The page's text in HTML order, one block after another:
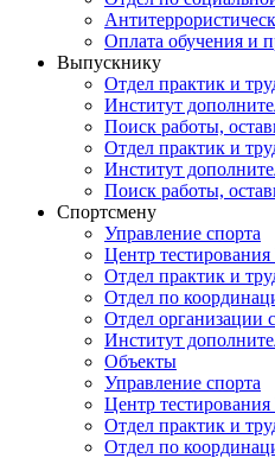
Оплата обучения и
Выпускнику
Отдел практик и
Институт
Поиск работы,
Отдел практик и
Институт
Поиск работы,
Спортсмену
Управление спорта
Центр
Отдел практик и
Отдел по
Отдел организации
Институт
Объекты
Управление спорта
Центр
Отдел практик и
Отдел по